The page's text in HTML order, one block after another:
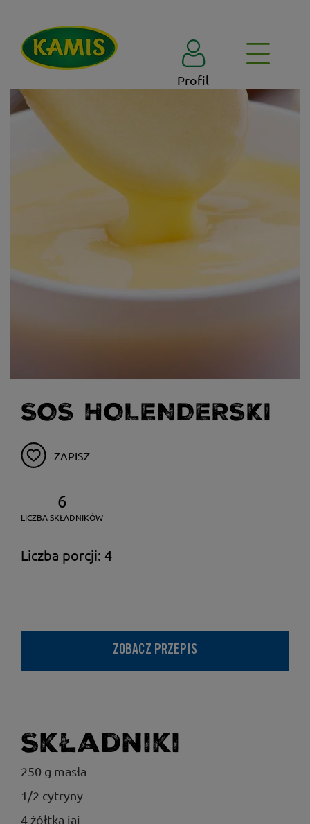
Profil
SOS HOLENDERSKI
ZAPISZ
6
LICZBA SKŁADNIKÓW
Liczba porcji: 4
ZOBACZ PRZEPIS
Składniki
250 g masła
1/2 cytryny
4 żółtka jaj